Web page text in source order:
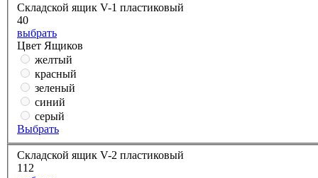
Складской ящик V-1 пластиковый
40
выбрать
Цвет Ящиков
желтый
красный
зеленый
синий
серый
Выбрать
Складской ящик V-2 пластиковый
112